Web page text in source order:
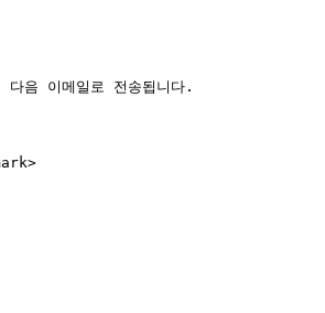
음 이메일로 전송됩니다.